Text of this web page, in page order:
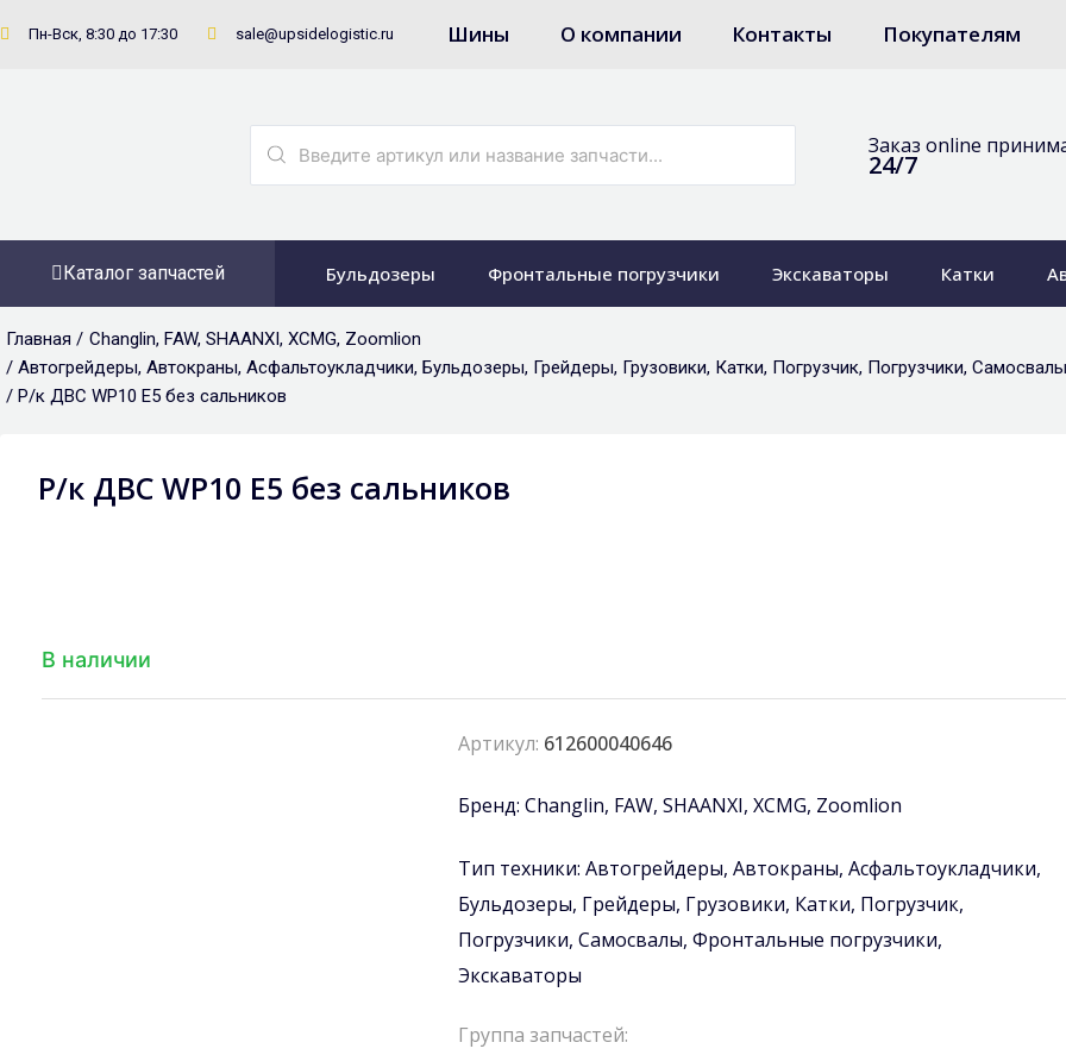
к
Пн-Вск, 8:30 до 17:30 sale@upsidelogistic.ru Шины О компании Контакты Покупателям
Заказ online
24/7
Каталог запчастей Бульдозеры Фронтальные погрузчики Экскаваторы Катки
Главная / Changlin, FAW, SHAANXI, XCMG, Zoomlion
/ Автогрейдеры, Автокраны, Асфальтоукладчики, Бульдозеры, Грейдеры, Грузовики, Катки, Погрузчик, Погрузчики, Самосвалы
/ Р/к ДВС WP10 Е5 без сальников
Р/к ДВС WP10 Е5 без сальников
В наличии
Артикул: 612600040646
Бренд: Changlin, FAW, SHAANXI, XCMG, Zoomlion
Тип техники: Автогрейдеры, Автокраны, Асфальтоукладчики,
Бульдозеры, Грейдеры, Грузовики, Катки, Погрузчик,
Погрузчики, Самосвалы, Фронтальные погрузчики,
Экскаваторы
Группа запчастей: